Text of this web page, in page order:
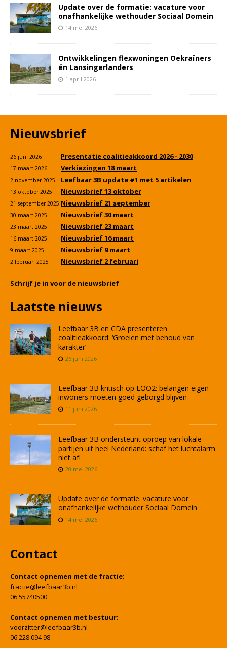
Update over de formatie: vacature voor
onafhankelijke wethouder Sociaal Domein
14 mei 2026
Ontwikkelingen flexwoningen Oekraïners
én Lansingerlanders
1 april 2026
Nieuwsbrief
26 juni 2026 Presentatie coalitieakkoord 2026 - 2030
17 maart 2026 Verkiezingen 18 maart
2 november 2025 Leefbaar 3B update #1 met 5 artikelen
13 oktober 2025 Nieuwsbrief 13 oktober
21 september 2025 Nieuwsbrief 21 september
30 maart 2025 Nieuwsbrief 30 maart
23 maart 2025 Nieuwsbrief 23 maart
16 maart 2025 Nieuwsbrief 16 maart
9 maart 2025 Nieuwsbrief 9 maart
2 februari 2025 Nieuwsbrief 2 februari
Schrijf je in voor de nieuwsbrief
Laatste nieuws
Leefbaar 3B en CDA presenteren
coalitieakkoord: ‘Groeien met behoud van
karakter’
26 juni 2026
Leefbaar 3B kritisch op LOO2: belangen eigen
inwoners moeten goed geborgd blijven
11 juni 2026
Leefbaar 3B ondersteunt oproep van lokale
partijen uit heel Nederland: schaf het luchtalarm
niet af!
20 mei 2026
Update over de formatie: vacature voor
onafhankelijke wethouder Sociaal Domein
14 mei 2026
Contact
Contact opnemen met de fractie:
fractie@leefbaar3b.nl
06 55740500
Contact opnemen met bestuur:
voorzitter@leefbaar3b.nl
06 228 094 98